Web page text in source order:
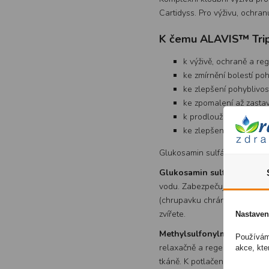
Cartidyss. Pro výživu,
K čemu ALAVIS™
k výživě, ochraně a
ke zmírnění bolestí
ke zlepšení
ke zpomalení až
k prodloužení aktivního
ke zlepšení celkové
Glukosamin sulfát,
Glukosamin sulfát a
vodu. Zabezpečuje tak
(chrupavku chránícím)
zvířete.
Methylsulfonylmethan -
relaxačně a regeneračně
tkáně. K potlačení bolesti je
akce,